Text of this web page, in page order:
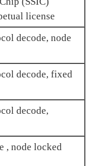
license
decode, node
decode, fixed
decode,
, node locked